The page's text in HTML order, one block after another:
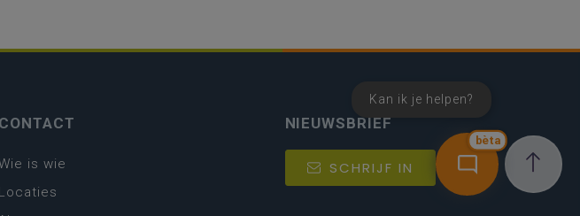
bèta
Kan ik je helpen?
CONTACT
is wie
Locaties
NIEUWSBRIEF
SCHRIJF IN